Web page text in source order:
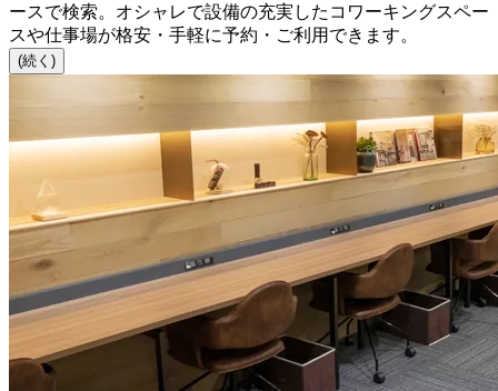
ースで検索。オシャレで設備の充実したコワーキングスペー
スや仕事場が格安・手軽に予約・ご利用できます。
(続く)